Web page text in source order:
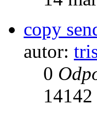
copy
autor:
0
14142